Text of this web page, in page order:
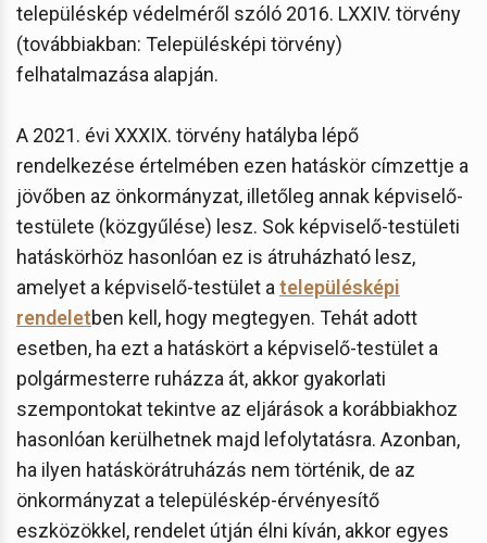
településkép védelméről szóló 2016. LXXIV. törvény
(továbbiakban: Településképi törvény)
felhatalmazása alapján.
A 2021. évi XXXIX. törvény hatályba lépő
rendelkezése értelmében ezen hatáskör címzettje a
jövőben az önkormányzat, illetőleg annak képviselő-
testülete (közgyűlése) lesz. Sok képviselő-testületi
hatáskörhöz hasonlóan ez is átruházható lesz,
amelyet a képviselő-testület a településképi
rendeletben kell, hogy megtegyen. Tehát adott
esetben, ha ezt a hatáskört a képviselő-testület a
polgármesterre ruházza át, akkor gyakorlati
szempontokat tekintve az eljárások a korábbiakhoz
hasonlóan kerülhetnek majd lefolytatásra. Azonban,
ha ilyen hatáskörátruházás nem történik, de az
önkormányzat a településkép-érvényesítő
eszközökkel, rendelet útján élni kíván, akkor egyes